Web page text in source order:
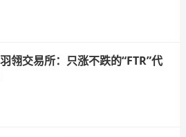
翎交易所：只涨不跌的“FTR”代